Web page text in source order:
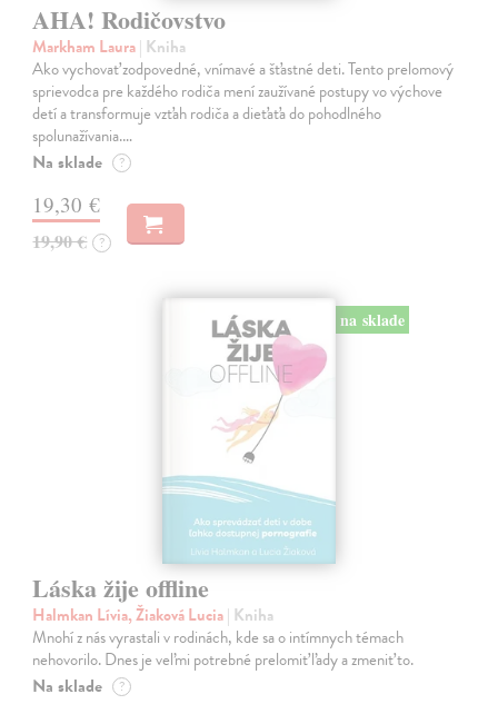
AHA! Rodičovstvo
Markham Laura| Kniha
Ako vychovať zodpovedné, vnímavé a šťastné deti. Tento prelomový
sprievodca pre každého rodiča mení zaužívané postupy vo výchove
detí a transformuje vzťah rodiča a dieťaťa do pohodlného
spolunažívania.…
Na sklade ?
19,30 €
19,90 € ?
na sklade
Láska žije offline
Halmkan Lívia, Žiaková Lucia| Kniha
Mnohí z nás vyrastali v rodinách, kde sa o intímnych témach
nehovorilo. Dnes je veľmi potrebné prelomiť ľady a zmeniť to.
Na sklade ?